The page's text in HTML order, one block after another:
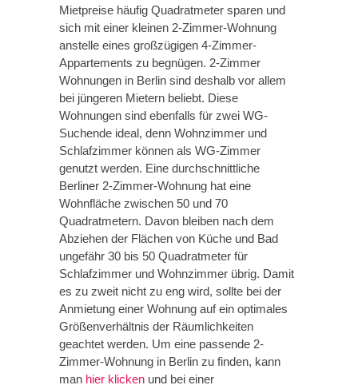
Mietpreise häufig Quadratmeter sparen und
sich mit einer kleinen 2-Zimmer-Wohnung
anstelle eines großzügigen 4-Zimmer-
Appartements zu begnügen. 2-Zimmer
Wohnungen in Berlin sind deshalb vor allem
bei jüngeren Mietern beliebt. Diese
Wohnungen sind ebenfalls für zwei WG-
Suchende ideal, denn Wohnzimmer und
Schlafzimmer können als WG-Zimmer
genutzt werden. Eine durchschnittliche
Berliner 2-Zimmer-Wohnung hat eine
Wohnfläche zwischen 50 und 70
Quadratmetern. Davon bleiben nach dem
Abziehen der Flächen von Küche und Bad
ungefähr 30 bis 50 Quadratmeter für
Schlafzimmer und Wohnzimmer übrig. Damit
es zu zweit nicht zu eng wird, sollte bei der
Anmietung einer Wohnung auf ein optimales
Größenverhältnis der Räumlichkeiten
geachtet werden. Um eine passende 2-
Zimmer-Wohnung in Berlin zu finden, kann
man hier klicken und bei einer